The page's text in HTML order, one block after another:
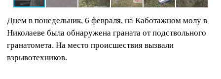
Днем в понедельник, 6 февраля, на Каботажном молу в
Николаеве была обнаружена граната от подствольного
гранатомета. На место происшествия вызвали
взрывотехников.